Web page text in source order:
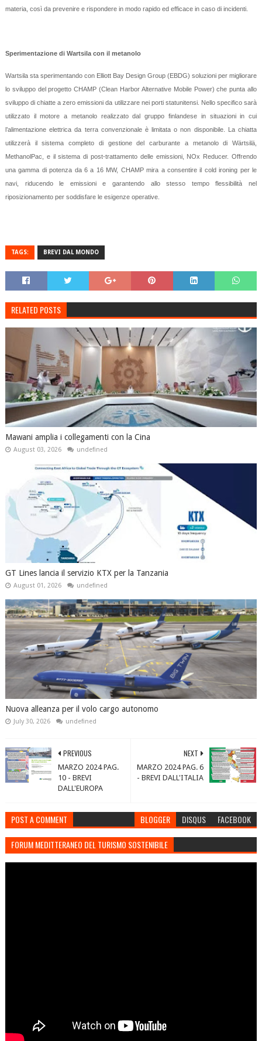
materia, così da prevenire e rispondere in modo rapido ed efficace in caso di incidenti.
Sperimentazione di Wartsila con il metanolo
Wartsila sta sperimentando con Elliott Bay Design Group (EBDG) soluzioni per migliorare
lo sviluppo del progetto CHAMP (Clean Harbor Alternative Mobile Power) che punta allo
sviluppo di chiatte a zero emissioni da utilizzare nei porti statunitensi. Nello specifico sarà
utilizzato il motore a metanolo realizzato dal gruppo finlandese in situazioni in cui
l’alimentazione elettrica da terra convenzionale è limitata o non disponibile. La chiatta
utilizzerà il sistema completo di gestione del carburante a metanolo di Wärtsilä,
MethanolPac, e il sistema di post-trattamento delle emissioni, NOx Reducer. Offrendo
una gamma di potenza da 6 a 16 MW, CHAMP mira a consentire il cold ironing per le
navi, riducendo le emissioni e garantendo allo stesso tempo flessibilità nel
riposizionamento per soddisfare le esigenze operative.
TAGS: BREVI DAL MONDO
RELATED POSTS
Mawani amplia i collegamenti con la Cina
August 03, 2026 undefined
GT Lines lancia il servizio KTX per la Tanzania
August 01, 2026 undefined
Nuova alleanza per il volo cargo autonomo
July 30, 2026 undefined
NEXT
MARZO 2024 PAG. 6
- BREVI DALL'ITALIA
PREVIOUS
MARZO 2024 PAG.
10 - BREVI
DALL'EUROPA
POST A COMMENT BLOGGER DISQUS FACEBOOK
FORUM MEDITTERANEO DEL TURISMO SOSTENIBILE